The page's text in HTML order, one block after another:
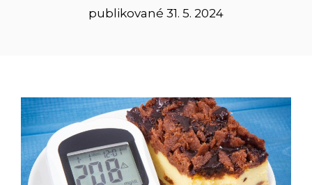
publikované 31. 5. 2024